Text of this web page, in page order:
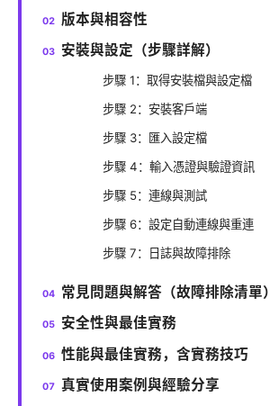
版本與相容性
安裝與設定（步驟詳解）
步驟 1：取得安裝檔與設定檔
步驟 2：安裝客戶端
步驟 3：匯入設定檔
步驟 4：輸入憑證與驗證資訊
步驟 5：連線與測試
步驟 6：設定自動連線與重連
步驟 7：日誌與故障排除
常見問題與解答（故障排除清單）
安全性與最佳實務
性能與最佳實務，含實務技巧
真實使用案例與經驗分享